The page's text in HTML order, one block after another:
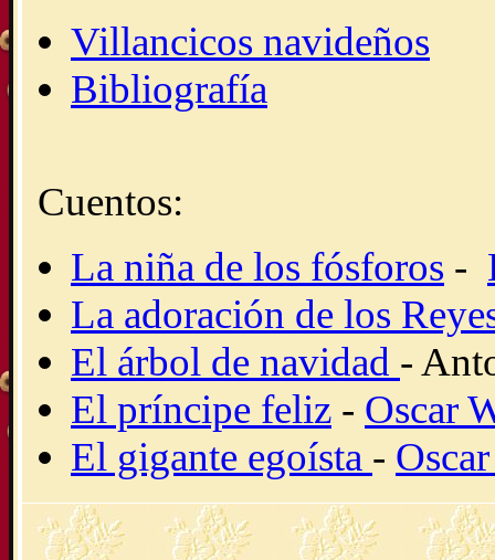
Villancicos navideños
Bibliografía
Cuentos:
La niña de los fósforos -
La adoración de los
El árbol de navidad -
El príncipe feliz - Oscar
El gigante egoísta -